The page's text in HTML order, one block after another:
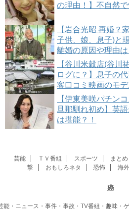
の理由！】不自然
【岩合光昭 再婚？
子供、娘、息子)と
離婚の原因や理由
【谷川米穀店(谷川
ログに？】息子の
客口コミ映画のモデ
【伊東美咲パチン
旦那馴れ初め】英
は堪能？！
芸能 ＴＶ番組 スポーツ まとめ
撃
おもしろネタ 恐怖 海
癌
能・ニュース・事件・事故・TV番組・趣味・